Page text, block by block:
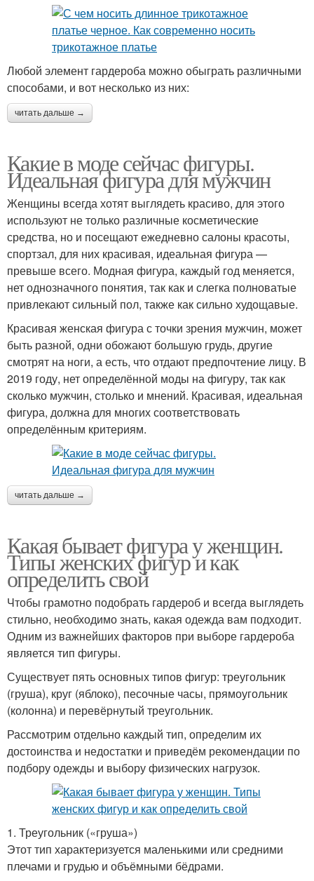
Любой элемент гардероба можно обыграть различными
способами, и вот несколько из них:
читать дальше →
Какие в моде сейчас фигуры.
Идеальная фигура для мужчин
Женщины всегда хотят выглядеть красиво, для этого
используют не только различные косметические
средства, но и посещают ежедневно салоны красоты,
спортзал, для них красивая, идеальная фигура —
превыше всего. Модная фигура, каждый год меняется,
нет однозначного понятия, так как и слегка полноватые
привлекают сильный пол, также как сильно худощавые.
Красивая женская фигура с точки зрения мужчин, может
быть разной, одни обожают большую грудь, другие
смотрят на ноги, а есть, что отдают предпочтение лицу. В
2019 году, нет определённой моды на фигуру, так как
сколько мужчин, столько и мнений. Красивая, идеальная
фигура, должна для многих соответствовать
определённым критериям.
читать дальше →
Какая бывает фигура у женщин.
Типы женских фигур и как
определить свой
Чтобы грамотно подобрать гардероб и всегда выглядеть
стильно, необходимо знать, какая одежда вам подходит.
Одним из важнейших факторов при выборе гардероба
является тип фигуры.
Существует пять основных типов фигур: треугольник
(груша), круг (яблоко), песочные часы, прямоугольник
(колонна) и перевёрнутый треугольник.
Рассмотрим отдельно каждый тип, определим их
достоинства и недостатки и приведём рекомендации по
подбору одежды и выбору физических нагрузок.
1. Треугольник («груша»)
Этот тип характеризуется маленькими или средними
плечами и грудью и объёмными бёдрами.